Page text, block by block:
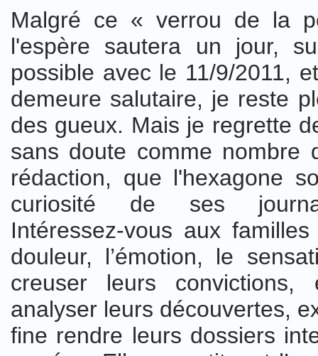
Malgré ce « verrou de la
l'espère sautera un jour,
possible avec le 11/9/2011,
demeure salutaire, je reste
des gueux. Mais je regrette
sans doute comme nombre
rédaction, que l'hexagone
curiosité de ses
Intéressez-vous aux
douleur, l’émotion, le
creuser leurs convictions,
analyser leurs découvertes,
fine rendre leurs dossiers